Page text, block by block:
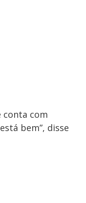
conta com
bem”, disse